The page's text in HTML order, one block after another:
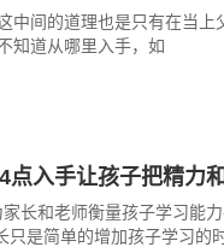
间的道理也是只有在当上
知道从哪里入手，如
点入手让孩子把精力
长和老师衡量孩子学习能
只是简单的增加孩子学习